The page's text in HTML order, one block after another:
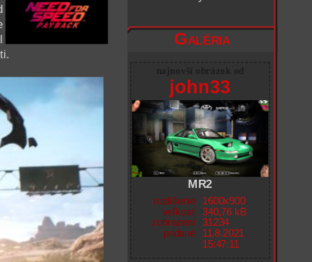
Galéria
john33
MR2
rozlíšenie
veľkosť
zobrazení
pridané
1600x900
340,76 kB
31234
11.8.2021
15:47:11